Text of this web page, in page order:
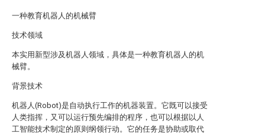
一种教育机器人的机械臂
技术领域
本实用新型涉及机器人领域，具体是一种教育机器人的机
械臂。
背景技术
机器人(Robot)是自动执行工作的机器装置。它既可以接受
人类指挥，又可以运行预先编排的程序，也可以根据以人
工智能技术制定的原则纲领行动。它的任务是协助或取代